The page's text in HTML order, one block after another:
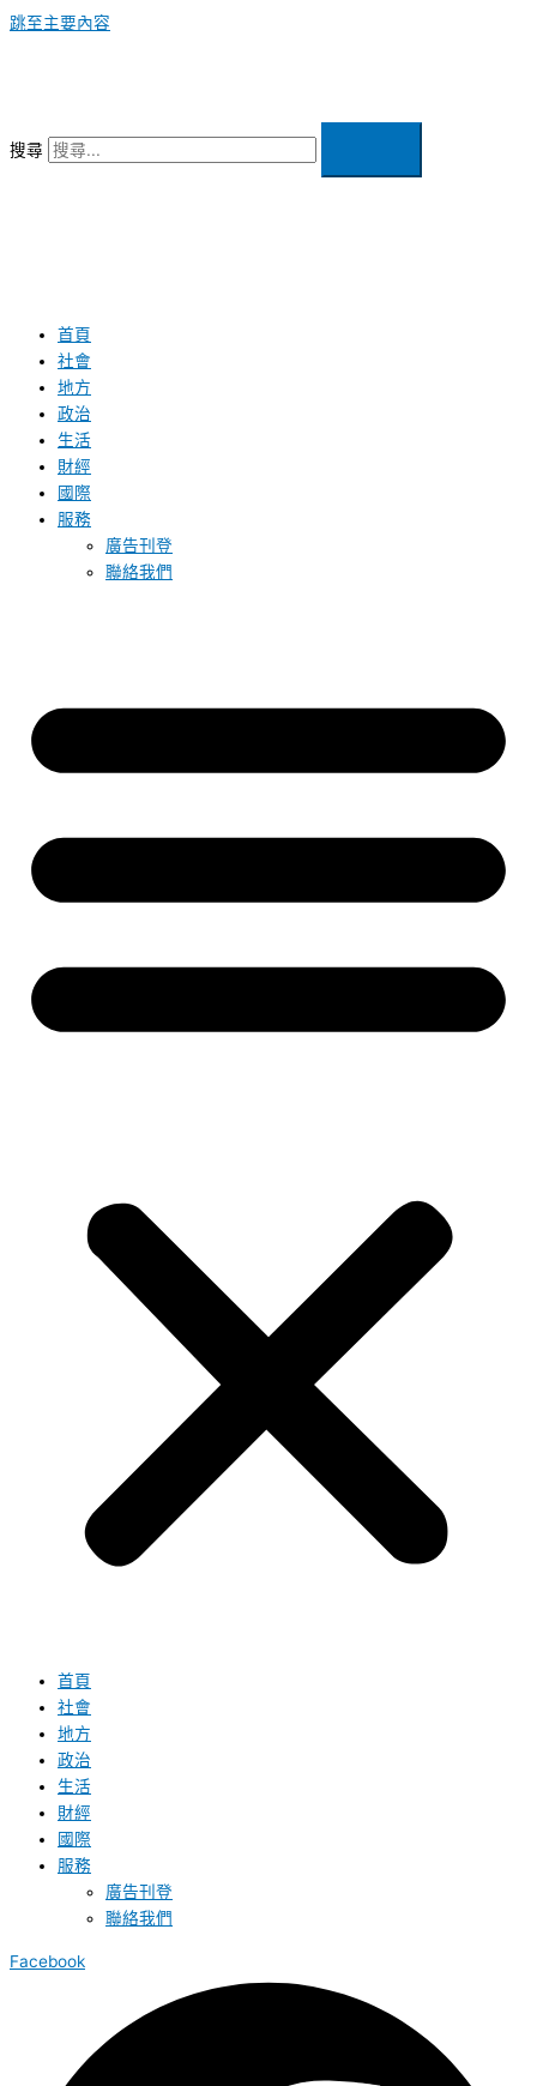
跳至主要內容
搜尋
首頁
社會
地方
政治
生活
財經
國際
服務
廣告刊登
聯絡我們
首頁
社會
地方
政治
生活
財經
國際
服務
廣告刊登
聯絡我們
Facebook